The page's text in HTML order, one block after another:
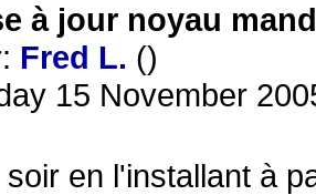
à jour noyau
Fred L. ()
15 November
en l'installant à